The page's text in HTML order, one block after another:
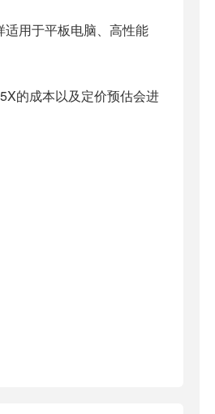
用于平板电脑、高性能
的成本以及定价预估会进